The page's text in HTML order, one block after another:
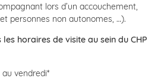
lors d’un accouchement,
personnes non autonomes, …).
horaires de visite au sein du CHP
au vendredi*